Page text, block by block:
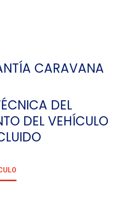
CARAVANA
DEL
DEL VEHÍCULO